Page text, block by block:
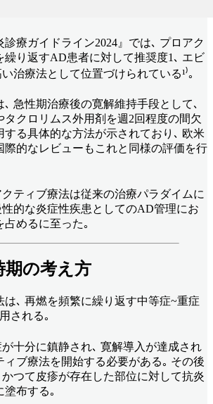
診療ガイドライン2024』では､ プロアク
繰り返すAD患者に対して推奨度1､ エビ
治療法として位置づけられている¹⁾｡
､ 急性期治療後の寛解維持手段として､
タクロリムス外用剤を週2回程度の間欠
する具体的な方法が示されており､ 欧米
際的なレビューもこれと同様の評価を行
ティブ療法は従来の治療パラダイムに
的な炎症性疾患としてのAD管理にお
めるに至った｡
期の考え方
は､ 再燃を頻繁に繰り返す中等症~重症
される｡
十分に鎮静され､ 寛解導入が達成され
ィブ療法を開始する必要がある｡ その後
つて皮疹が存在した部位に対して抗炎
塗布する｡